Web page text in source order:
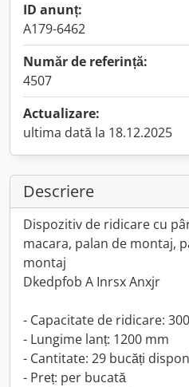
ID anunț:
A179-6462
Număr de referință:
4507
Actualizare:
ultima dată la 18.12.2025
Descriere
Dispozitiv de ridicare cu
macara, palan de montaj,
montaj
Dkedpfob A Inrsx Anxjr
- Capacitate de ridicare:
- Lungime lanț: 1200 mm
- Cantitate: 29 bucăți
- Preț: per bucată